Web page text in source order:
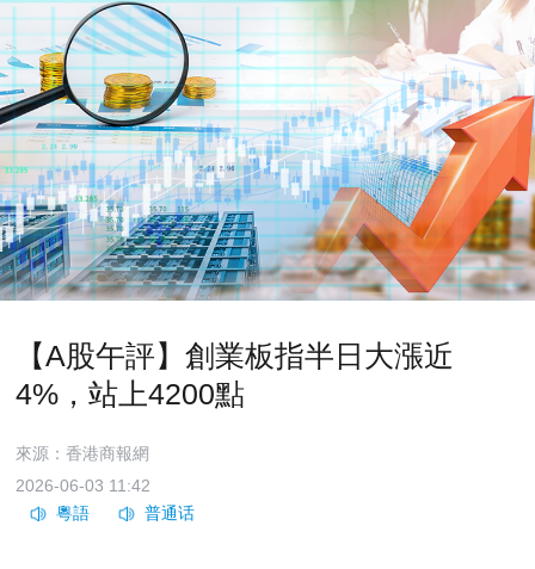
【A股午評】創業板指半日大漲近
4%，站上4200點
來源：香港商報網
2026-06-03 11:42